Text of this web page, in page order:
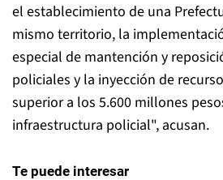
el establecimiento de una
mismo territorio, la
especial de mantención y
policiales y la inyección de
superior a los 5.600 millones
infraestructura policial", acusan.
Te puede interesar